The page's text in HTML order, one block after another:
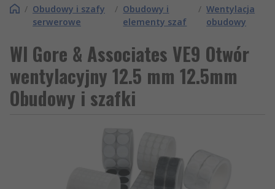
/ Obudowy i szafy
serwerowe
/ Obudowy i
elementy szaf
/ Wentylacja
obudowy
Wl Gore & Associates VE9 Otwór
wentylacyjny 12.5 mm 12.5mm
Obudowy i szafki